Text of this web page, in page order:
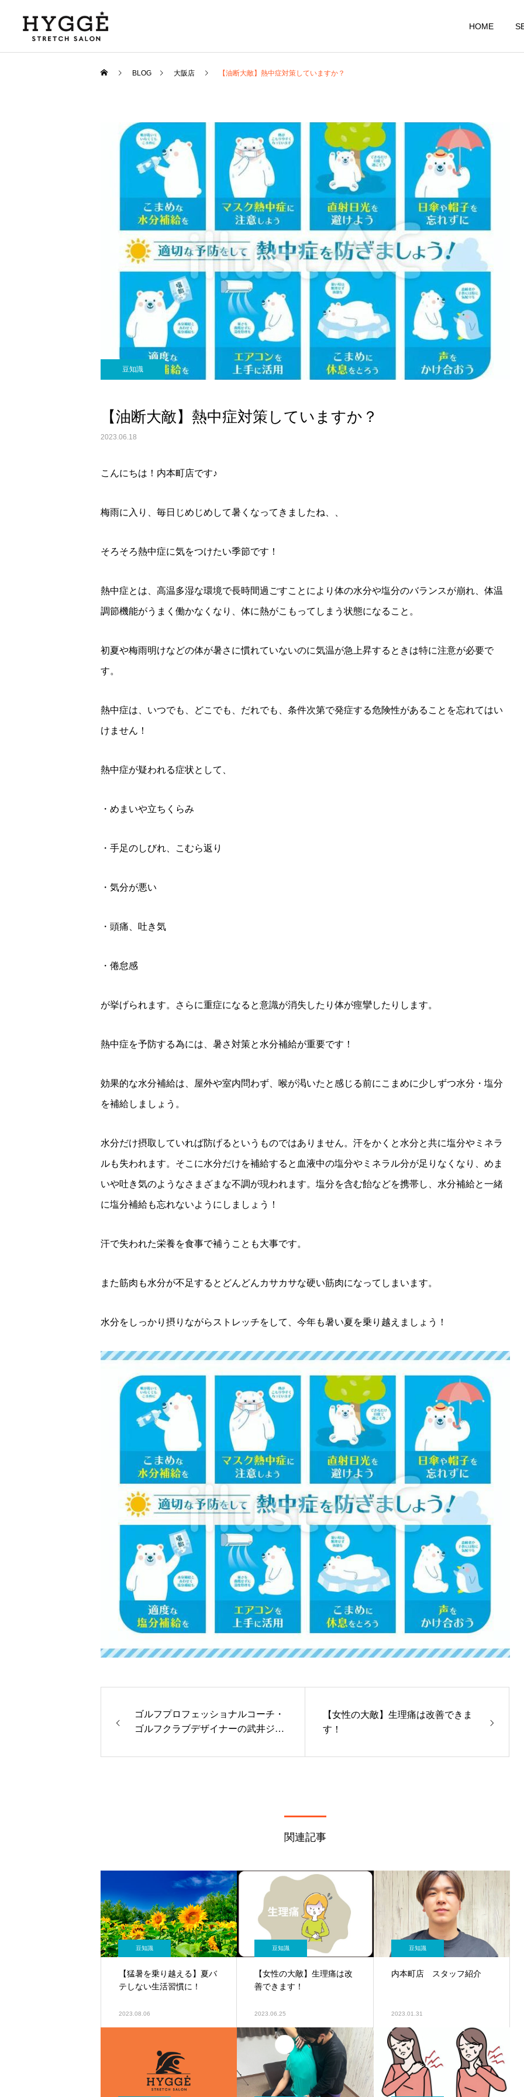
HOME
HYGGE
2024年スタート！ HYGGE内本町店１周年！
大阪店
【注意】○○○の時はストレ
ッチNG！
BLOG 大阪店 【油断大敵】熱中症対策していますか？
豆知識
【油断大敵】熱中症対策していますか？
2023.06.18
こんにちは！内本町店です♪
梅雨に入り、毎日じめじめして暑くなってきましたね、、
そろそろ熱中症に気をつけたい季節です！
熱中症とは、高温多湿な環境で長時間過ごすことにより体の水分や塩分のバランスが崩れ、体温
調節機能がうまく働かなくなり、体に熱がこもってしまう状態になること。
初夏や梅雨明けなどの体が暑さに慣れていないのに気温が急上昇するときは特に注意が必要で
す。
熱中症は、いつでも、どこでも、だれでも、条件次第で発症する危険性があることを忘れてはい
けません！
熱中症が疑われる症状として、
・めまいや立ちくらみ
・手足のしびれ、こむら返り
・気分が悪い
・頭痛、吐き気
・倦怠感
が挙げられます。さらに重症になると意識が消失したり体が痙攣したりします。
熱中症を予防する為には、暑さ対策と水分補給が重要です！
効果的な水分補給は、屋外や室内問わず、喉が渇いたと感じる前にこまめに少しずつ水分・塩分
を補給しましょう。
水分だけ摂取していれば防げるというものではありません。汗をかくと水分と共に塩分やミネラ
ルも失われます。そこに水分だけを補給すると血液中の塩分やミネラル分が足りなくなり、めま
いや吐き気のようなさまざまな不調が現われます。塩分を含む飴などを携帯し、水分補給と一緒
に塩分補給も忘れないようにしましょう！
汗で失われた栄養を食事で補うことも大事です。
また筋肉も水分が不足するとどんどんカサカサな硬い筋肉になってしまいます。
水分をしっかり摂りながらストレッチをして、今年も暑い夏を乗り越えましょう！
ゴルフプロフェッショナルコーチ・
ゴルフクラブデザイナーの武井ジョ
【女性の大敵】生理痛は改善できま
す！
関連記事
豆知識
【猛暑を乗り越える】夏バ
テしない生活習慣に！
2023.08.06
豆知識
【女性の大敵】生理痛は改
善できます！
2023.06.25
豆知識
内本町店 スタッフ紹介
2023.01.31